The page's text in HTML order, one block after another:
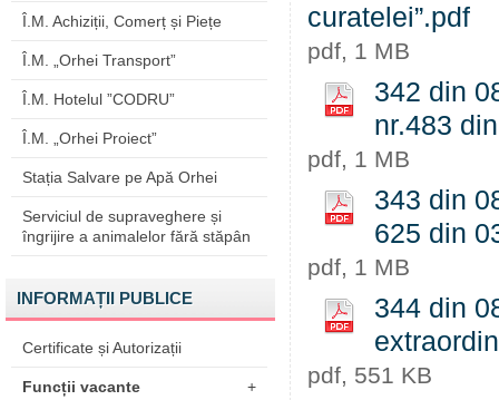
Î.M. Achiziții, Comerț și Piețe
Î.M. „Orhei Transport”
Î.M. Hotelul ”CODRU”
Î.M. „Orhei Proiect”
Stația Salvare pe Apă Orhei
Serviciul de supraveghere și
îngrijire a animalelor fără stăpân
INFORMAȚII PUBLICE
Certificate și Autorizații
Funcții vacante +
curatelei”.pdf
pdf, 1 MB
342 din
nr.483
pdf, 1 MB
343 din
625 din
pdf, 1 MB
344 din
pdf, 551 KB